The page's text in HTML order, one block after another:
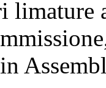
limature